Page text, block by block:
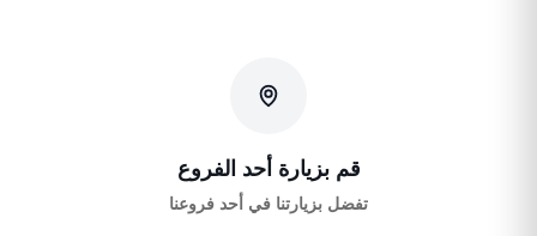
قم بزيارة أحد الفروع
تفضل بزيارتنا في أحد فروعنا